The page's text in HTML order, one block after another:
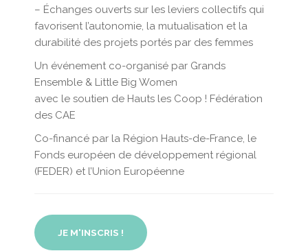
– Échanges ouverts sur les leviers collectifs qui
favorisent l’autonomie, la mutualisation et la
durabilité des projets portés par des femmes
Un événement co-organisé par Grands
Ensemble & Little Big Women
avec le soutien de Hauts les Coop ! Fédération
des CAE
Co-financé par la Région Hauts-de-France, le
Fonds européen de développement régional
(FEDER) et l’Union Européenne
JE M'INSCRIS !